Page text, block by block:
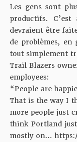
Les gens sont
productifs.
devraient être
de problèmes, en
tout simplement
Trail Blazers
employees:
“People are
That is the way I
more people just
think Portland
mostly on…